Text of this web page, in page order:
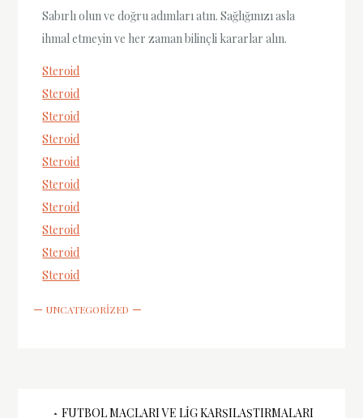
Sabırlı olun ve doğru adımları atın. Sağlığınızı asla
ihmal etmeyin ve her zaman bilinçli kararlar alın.
Steroid
Steroid
Steroid
Steroid
Steroid
Steroid
Steroid
Steroid
Steroid
Steroid
UNCATEGORIZED
FUTBOL MAÇLARI VE LIG KARŞILAŞTIRMALARI